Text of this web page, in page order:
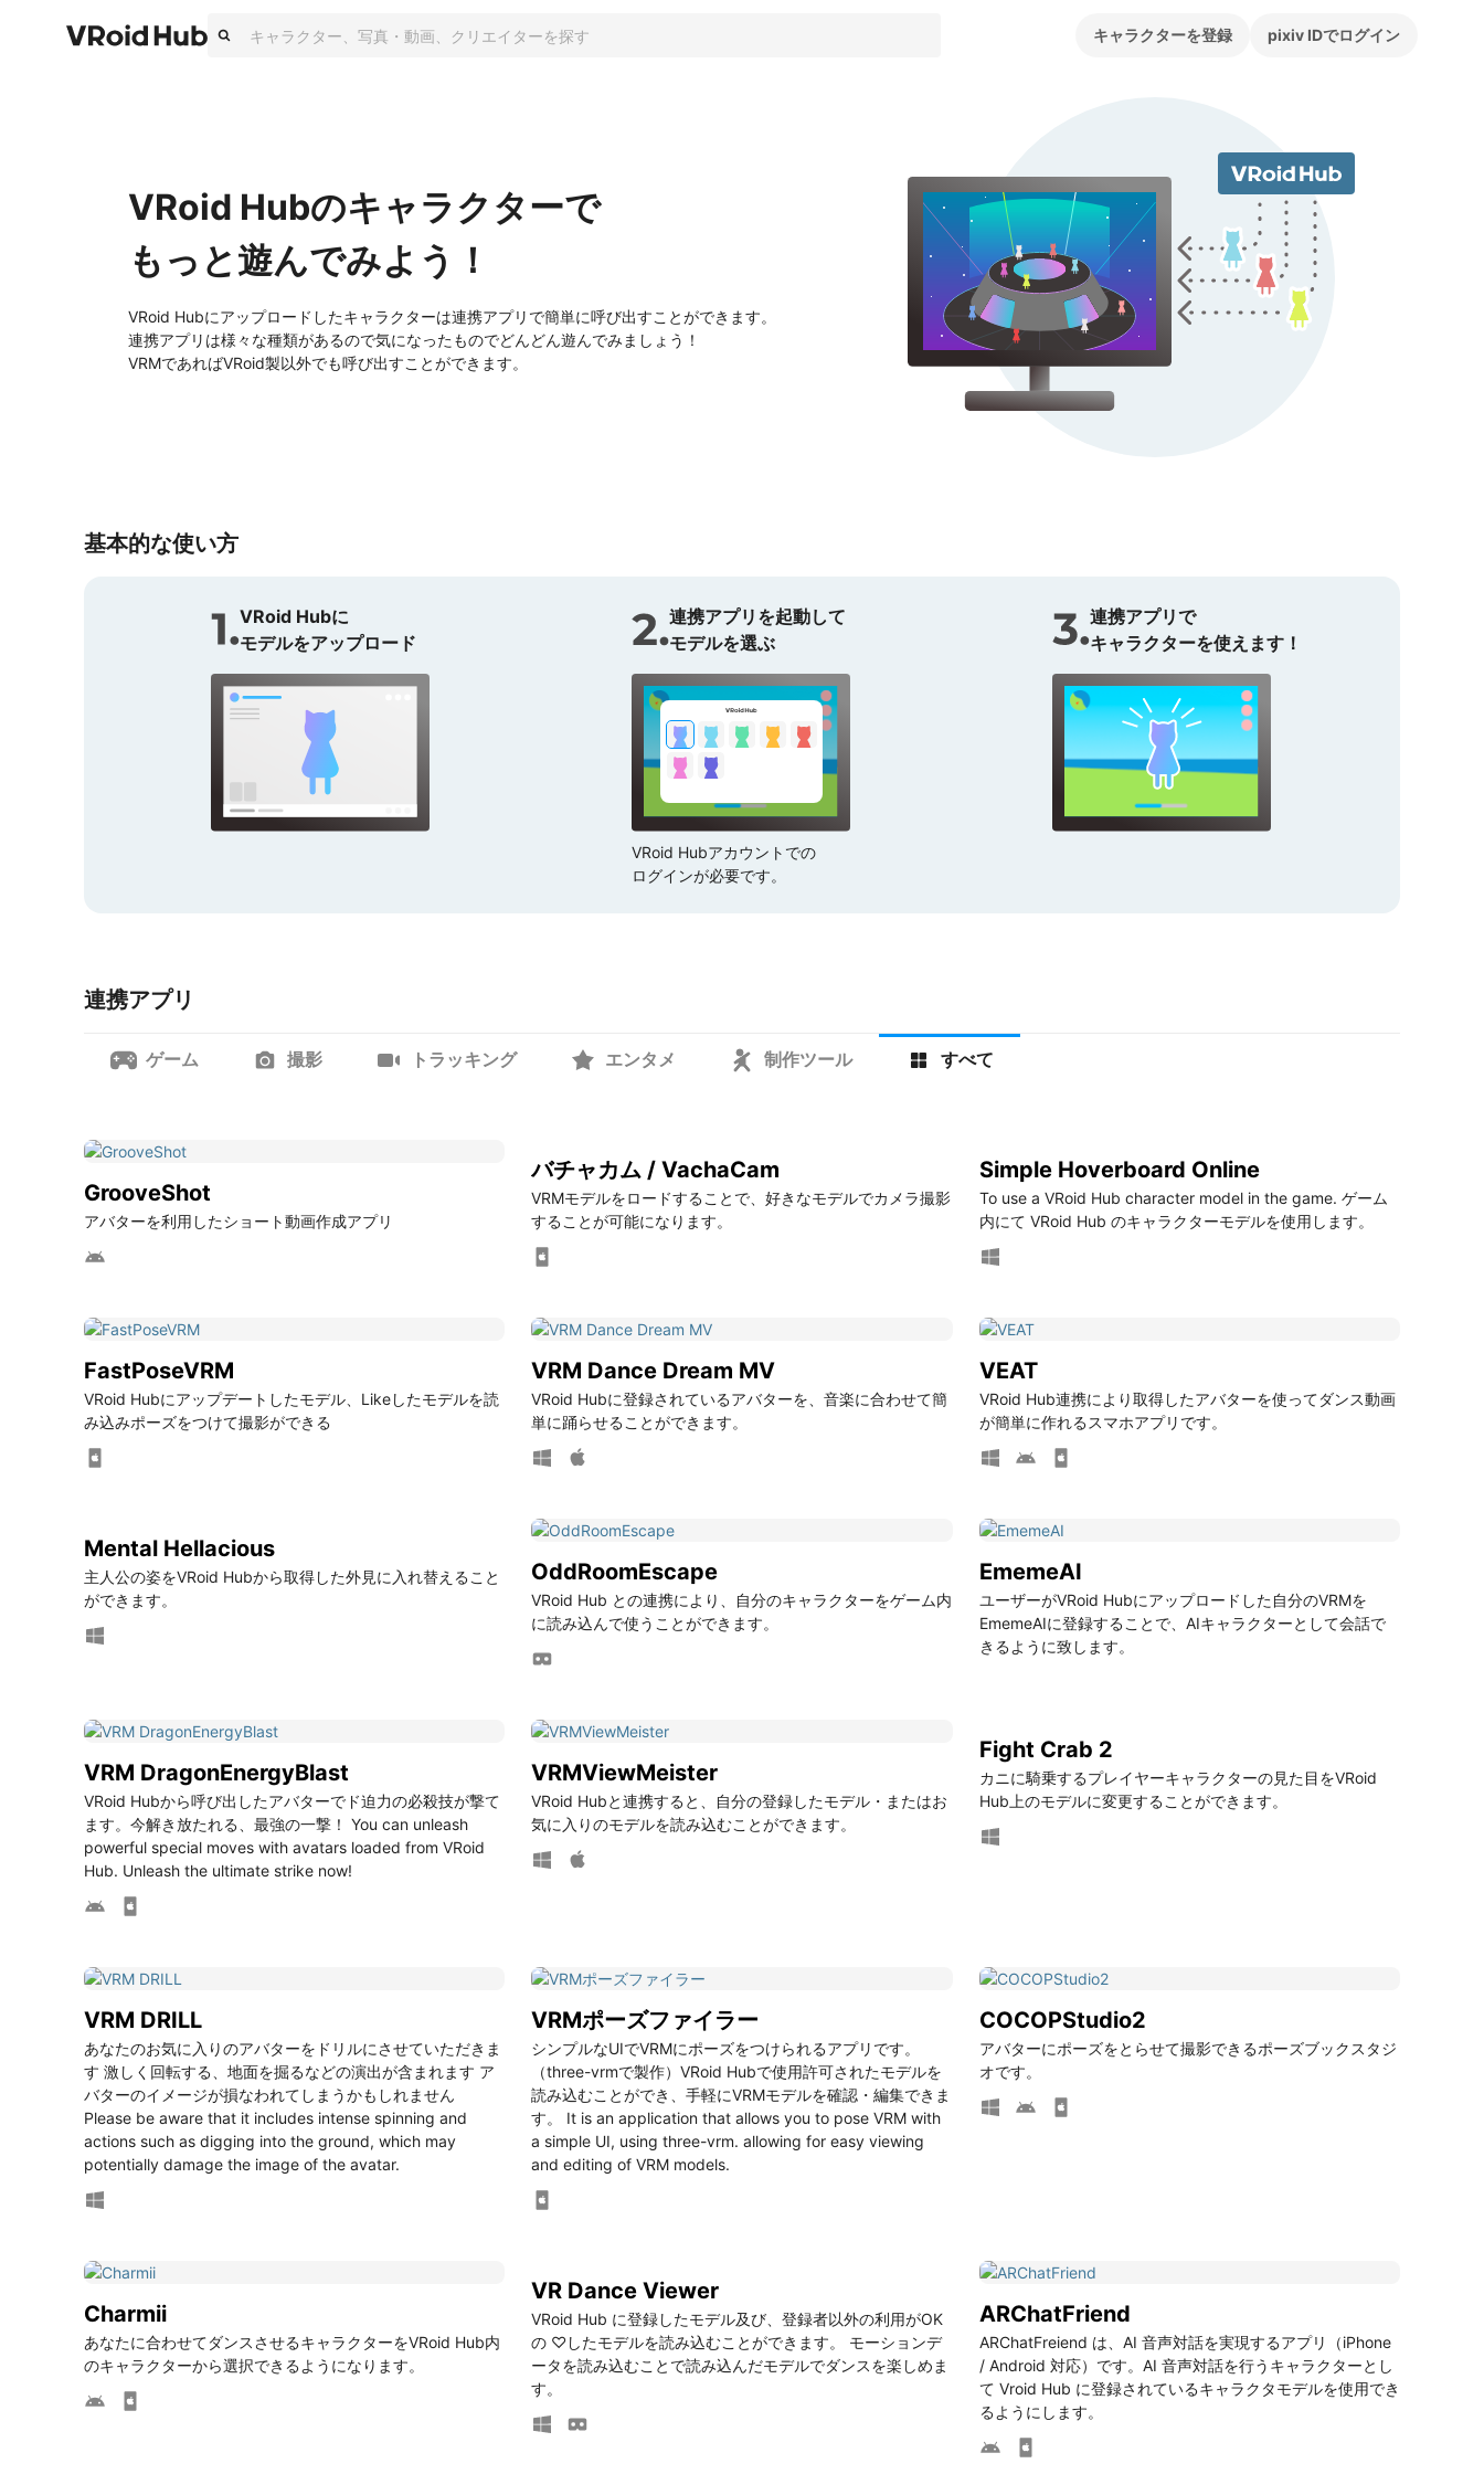
キャラクターを登録 pixiv IDでログイン
VRoid Hubのキャラクターで
もっと遊んでみよう！
VRoid Hubにアップロードしたキャラクターは連携アプリで簡単に呼び出すことができます。
連携アプリは様々な種類があるので気になったものでどんどん遊んでみましょう！
VRMであればVRoid製以外でも呼び出すことができます。
基本的な使い方
VRoid Hubに
モデルをアップロード
連携アプリを起動して
モデルを選ぶ
VRoid Hubアカウントでの
ログインが必要です。
連携アプリで
キャラクターを使えます！
連携アプリ
ゲーム 撮影 トラッキング エンタメ 制作ツール すべて
GrooveShot
アバターを利用したショート動画作成アプリ
バチャカム / VachaCam
VRMモデルをロードすることで、好きなモデルでカメラ撮影
することが可能になります。
Simple Hoverboard Online
To use a VRoid Hub character model in the game. ゲーム
内にて VRoid Hub のキャラクターモデルを使用します。
FastPoseVRM
VRoid Hubにアップデートしたモデル、Likeしたモデルを読
み込みポーズをつけて撮影ができる
VRM Dance Dream MV
VRoid Hubに登録されているアバターを、音楽に合わせて簡
単に踊らせることができます。
VEAT
VRoid Hub連携により取得したアバターを使ってダンス動画
が簡単に作れるスマホアプリです。
Mental Hellacious
主人公の姿をVRoid Hubから取得した外見に入れ替えること
ができます。
OddRoomEscape
VRoid Hub との連携により、自分のキャラクターをゲーム内
に読み込んで使うことができます。
EmemeAI
ユーザーがVRoid Hubにアップロードした自分のVRMを
EmemeAIに登録することで、AIキャラクターとして会話で
きるように致します。
VRM DragonEnergyBlast
VRoid Hubから呼び出したアバターでド迫力の必殺技が撃て
ます。今解き放たれる、最強の一撃！ You can unleash
powerful special moves with avatars loaded from VRoid
Hub. Unleash the ultimate strike now!
VRMViewMeister
VRoid Hubと連携すると、自分の登録したモデル・またはお
気に入りのモデルを読み込むことができます。
Fight Crab 2
カニに騎乗するプレイヤーキャラクターの見た目をVRoid
Hub上のモデルに変更することができます。
VRM DRILL
あなたのお気に入りのアバターをドリルにさせていただきま
す 激しく回転する、地面を掘るなどの演出が含まれます ア
バターのイメージが損なわれてしまうかもしれません
Please be aware that it includes intense spinning and
actions such as digging into the ground, which may
potentially damage the image of the avatar.
VRMポーズファイラー
シンプルなUIでVRMにポーズをつけられるアプリです。
（three-vrmで製作）VRoid Hubで使用許可されたモデルを
読み込むことができ、手軽にVRMモデルを確認・編集できま
す。 It is an application that allows you to pose VRM with
a simple UI, using three-vrm. allowing for easy viewing
and editing of VRM models.
COCOPStudio2
アバターにポーズをとらせて撮影できるポーズブックスタジ
オです。
Charmii
あなたに合わせてダンスさせるキャラクターをVRoid Hub内
のキャラクターから選択できるようになります。
VR Dance Viewer
VRoid Hub に登録したモデル及び、登録者以外の利用がOK
の ♡したモデルを読み込むことができます。 モーションデ
ータを読み込むことで読み込んだモデルでダンスを楽しめま
す。
ARChatFriend
ARChatFreiend は、AI 音声対話を実現するアプリ（iPhone
/ Android 対応）です。AI 音声対話を行うキャラクターとし
て Vroid Hub に登録されているキャラクタモデルを使用でき
るようにします。